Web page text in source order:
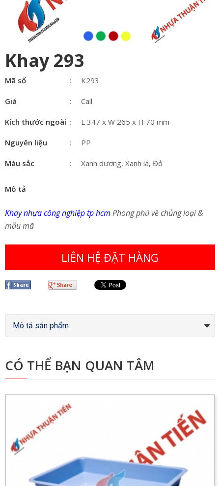
Khay 293
Mã số K293
Giá Call
Kích thước ngoài L 347 x W 265 x H 70 mm
Nguyên liệu PP
Màu sắc Xanh dương, Xanh lá, Đỏ
Mô tả
Khay nhựa công nghiệp tp hcm Phong phú về chủng loại &
mẫu mã
LIÊN HỆ ĐẶT HÀNG
Mô tả sản phẩm
CÓ THỂ BẠN QUAN TÂM